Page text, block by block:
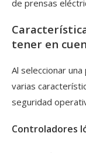
de prensas
tener en
Al seleccionar
varias
seguridad
Controladores